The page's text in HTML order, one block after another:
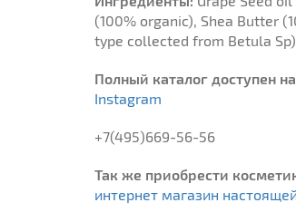
(100% organic), Shea Butter
type collected from Betula
Полный каталог доступен
Instagram
+7(495)669-56-56
Так же приобрести
интернет магазин